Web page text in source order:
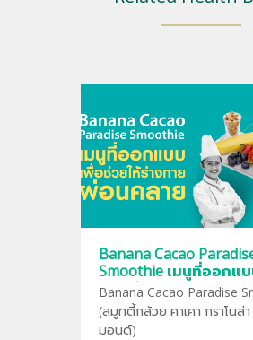
Banana Cacao
Smoothie เมนูที่ออกแ
ช่วยให้ร่างกายผ่อนคล
Banana Cacao Paradise
(สมูทตี้กล้วย คาเคา กราโนล่
มอนด์)